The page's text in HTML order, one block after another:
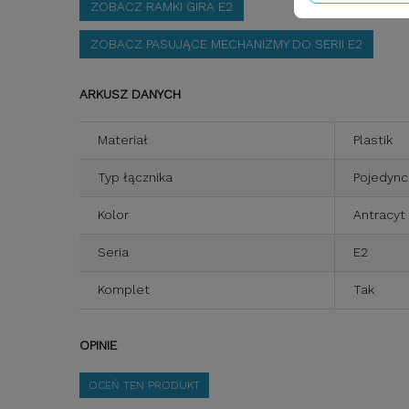
ZOBACZ RAMKI GIRA E2
ZOBACZ PASUJĄCE MECHANIZMY DO SERII E2
ARKUSZ DANYCH
Materiał Plastik
Typ łącznika
Kolor Antracyt
Seria E2
Komplet Tak
OPINIE
OCEŃ TEN PRODUKT